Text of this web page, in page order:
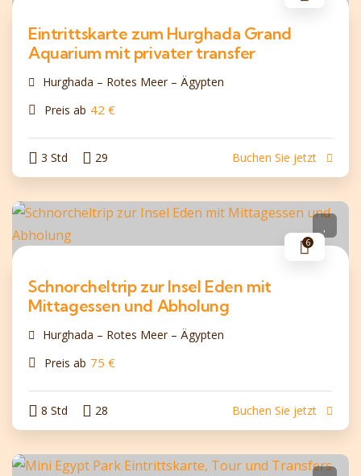
Eintrittskarte zum Hurghada Grand
Aquarium mit privater transfer
Hurghada – Rotes Meer – Ägypten
Preis ab 42 €
3 Std 29 Buchen Sie jetzt
6
Schnorcheltrip zur Insel Eden mit
Mittagessen und Abholung
Hurghada – Rotes Meer – Ägypten
Preis ab 75 €
8 Std 28 Buchen Sie jetzt